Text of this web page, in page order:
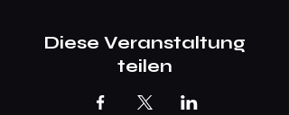
Diese Veranstaltung
teilen